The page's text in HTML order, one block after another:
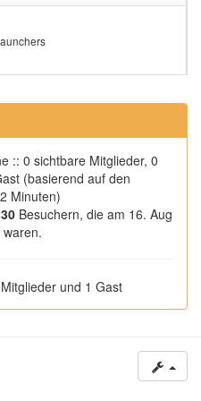
:: 0 sichtbare Mitglieder, 0
(basierend auf den
Minuten)
Besuchern, die am 16. Aug
und 1 Gast